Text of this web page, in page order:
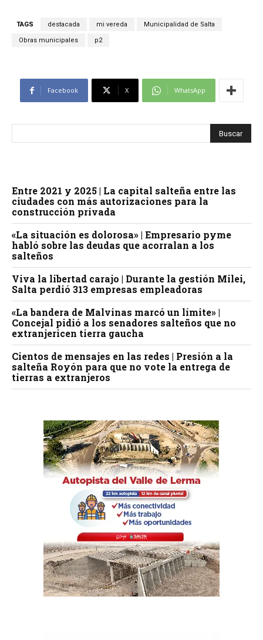
TAGS destacada mi vereda Municipalidad de Salta
Obras municipales p2
Facebook X WhatsApp
Entre 2021 y 2025 | La capital salteña entre las
ciudades con más autorizaciones para la
construcción privada
«La situación es dolorosa» | Empresario pyme
habló sobre las deudas que acorralan a los
salteños
Viva la libertad carajo | Durante la gestión Milei,
Salta perdió 313 empresas empleadoras
«La bandera de Malvinas marcó un límite» |
Concejal pidió a los senadores salteños que no
extranjericen tierra gaucha
Cientos de mensajes en las redes | Presión a la
salteña Royón para que no vote la entrega de
tierras a extranjeros